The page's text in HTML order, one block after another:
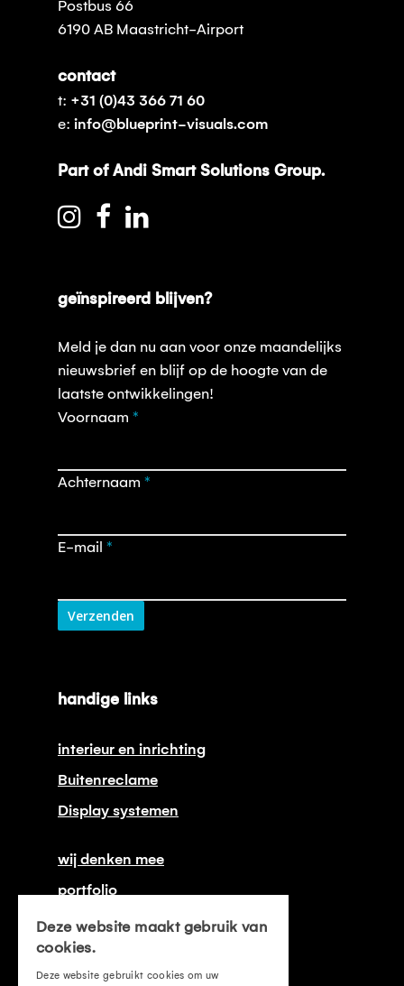
Postbus 66
6190 AB Maastricht-Airport
contact
t: +31 (0)43 366 71 60
e: info@blueprint-visuals.com
Part of Andi Smart Solutions Group.
geïnspireerd blijven?
Meld je dan nu aan voor onze maandelijks
nieuwsbrief en blijf op de hoogte van de
laatste ontwikkelingen!
Opt-
Voornaam *
Achternaam *
E-mail *
Verzenden
handige links
interieur en inrichting
Buitenreclame
Display systemen
wij denken mee
portfolio
onze certificeringen
contact
offerte aanvragen
Deze website maakt gebruik van
cookies.
Deze website gebruikt cookies om uw